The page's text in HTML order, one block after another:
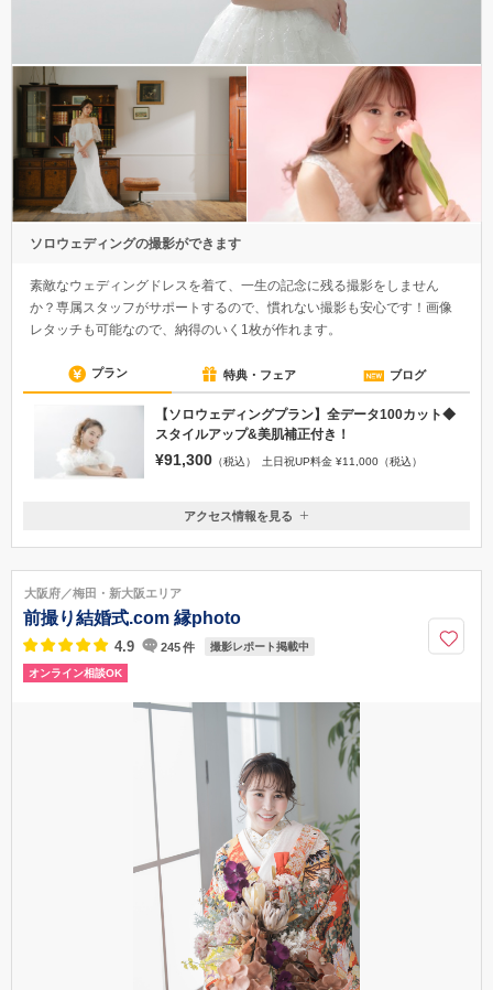
ソロウェディングの撮影ができます
素敵なウェディングドレスを着て、一生の記念に残る撮影をしません
か？専属スタッフがサポートするので、慣れない撮影も安心です！画像
レタッチも可能なので、納得のいく1枚が作れます。
プラン 特典・フェア ブログ
【ソロウェディングプラン】全データ100カット◆
スタイルアップ&美肌補正付き！
¥91,300 （税込） 土日祝UP料金 ¥11,000（税込）
大阪府大阪市浪速区難波中2-10-70なんばパークス オフィスタワー11階
つ橋線 「なんば駅」 ■ 近鉄・阪神「大阪難波駅」 なんばパークスすぐ横
のオフィスタワー内です。
06-6616-9890
アクセス情報を見る
大阪府／梅田・新大阪エリア
前撮り結婚式.com 縁photo
4.9 245件 撮影レポート掲載中
オンライン相談OK